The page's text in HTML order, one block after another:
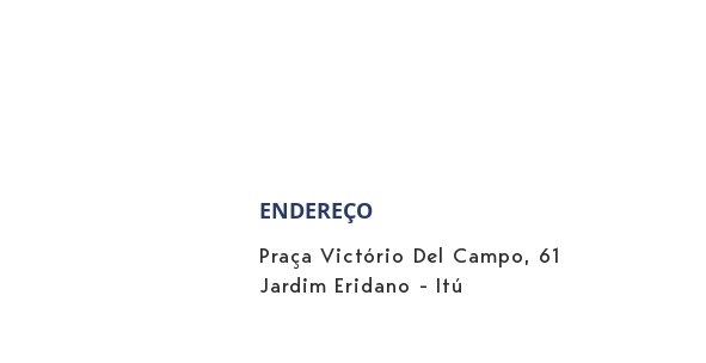
ENDEREÇO
Praça Victório Del Campo, 61
Jardim Eridano - Itú